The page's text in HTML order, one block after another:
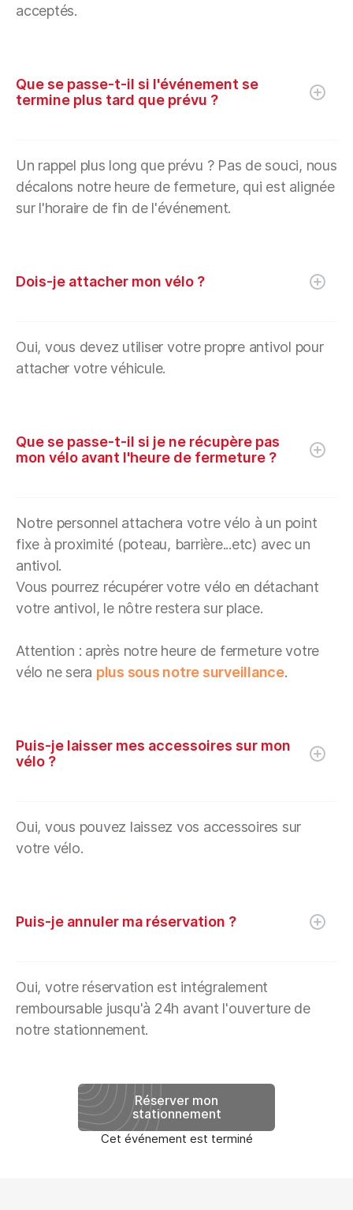
acceptés.
Que se passe-t-il si l'événement se
termine plus tard que prévu ?
Un rappel plus long que prévu ? Pas de souci, nous
décalons notre heure de fermeture, qui est alignée
sur l'horaire de fin de l'événement.
Dois-je attacher mon vélo ?
Oui, vous devez utiliser votre propre antivol pour
attacher votre véhicule.
Que se passe-t-il si je ne récupère pas
mon vélo avant l'heure de fermeture ?
Notre personnel attachera votre vélo à un point
fixe à proximité (poteau, barrière...etc) avec un
antivol.
Vous pourrez récupérer votre vélo en détachant
votre antivol, le nôtre restera sur place.
Attention : après notre heure de fermeture votre
vélo ne sera plus sous notre surveillance.
Puis-je laisser mes accessoires sur mon
vélo ?
Oui, vous pouvez laissez vos accessoires sur
votre vélo.
Puis-je annuler ma réservation ?
Oui, votre réservation est intégralement
remboursable jusqu'à 24h avant l'ouverture de
notre stationnement.
Réserver mon
stationnement
Cet événement est terminé